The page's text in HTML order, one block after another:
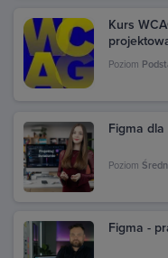
Kurs
Poziom
Figma
Poziom
Figma -